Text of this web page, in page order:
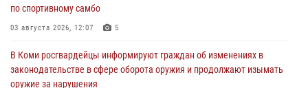
по спортивному самбо
03 августа 2026, 12:07 5
В Коми росгвардейцы информируют граждан об изменениях в
законодательстве в сфере оборота оружия и продолжают изымать
оружие за нарушения